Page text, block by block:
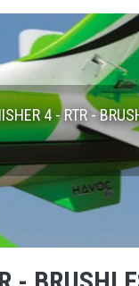
4 - RTR -